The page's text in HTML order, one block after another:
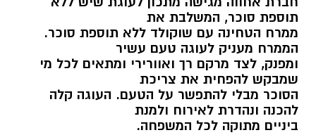
תוספת סוכר, המשלבת את
ממרח הטחינה עם שוקולד ללא תוספת סוכר.
הממרח מעניק לעוגה טעם עשיר
ומפנק, לצד מרקם רך ואוורירי ומתאים לכל מי
שמבקש להפחית את צריכת
הסוכר מבלי להתפשר על הטעם. העוגה קלה
להכנה ונהדרת לאירוח ולמנת
ביניים מתוקה לכל המשפחה.